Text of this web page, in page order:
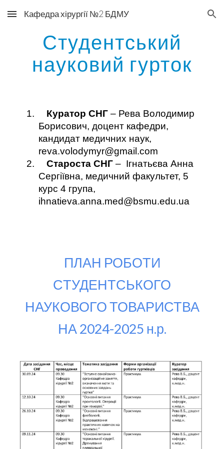
Skip to main content Skip to navigation
Кафедра хірургії №2 БДМУ
Студентський
науковий гурток
1. Куратор СНГ – Рева Володимир
Борисович, доцент кафедри,
кандидат медичних наук,
reva.volodymyr@gmail.com
2.
Староста СНГ – Ігнатьєва Анна
Сергіївна, медичний факультет, 5
курс 4 група,
ihnatieva.anna.med@bsmu.edu.ua
ПЛАН РОБОТИ
СТУДЕНТСЬКОГО
НАУКОВОГО ТОВАРИСТВА
НА 2024-2025 н.р.